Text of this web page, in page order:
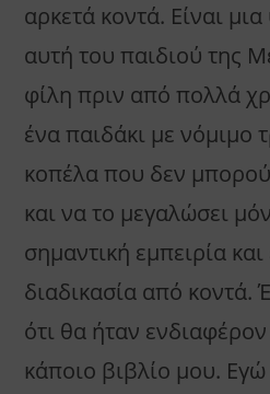
αρκετά κοντά. Είναι
αυτή του παιδιού της
φίλη πριν από πολλά
ένα παιδάκι με νόμιμο
κοπέλα που δεν
και να το μεγαλώσει
σημαντική εμπειρία
διαδικασία από κοντά.
ότι θα ήταν
κάποιο βιβλίο μου.